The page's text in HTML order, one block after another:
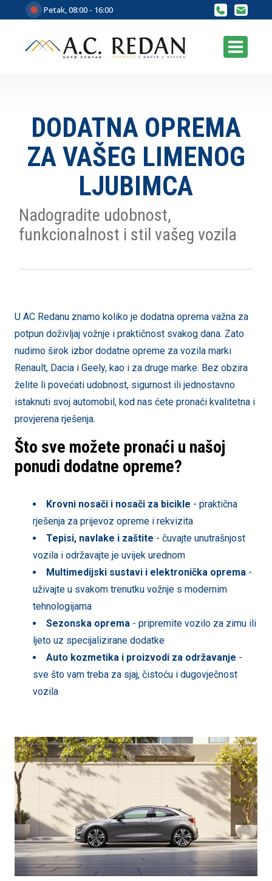
Petak, 08:00 - 16:00
DODATNA OPREMA
ZA VAŠEG LIMENOG
LJUBIMCA
Nadogradite udobnost,
funkcionalnost i stil vašeg vozila
U AC Redanu znamo koliko je dodatna oprema važna za
potpun doživljaj vožnje i praktičnost svakog dana. Zato
nudimo širok izbor dodatne opreme za vozila marki
Renault, Dacia i Geely, kao i za druge marke. Bez obzira
želite li povećati udobnost, sigurnost ili jednostavno
istaknuti svoj automobil, kod nas ćete pronaći kvalitetna i
provjerena rješenja.
Što sve možete pronaći u našoj
ponudi dodatne opreme?
Krovni nosači i nosači za bicikle - praktična
rješenja za prijevoz opreme i rekvizita
Tepisi, navlake i zaštite - čuvajte unutrašnjost
vozila i održavajte je uvijek urednom
Multimedijski sustavi i elektronička oprema -
uživajte u svakom trenutku vožnje s modernim
tehnologijama
Sezonska oprema - pripremite vozilo za zimu ili
ljeto uz specijalizirane dodatke
Auto kozmetika i proizvodi za održavanje -
sve što vam treba za sjaj, čistoću i dugovječnost
vozila